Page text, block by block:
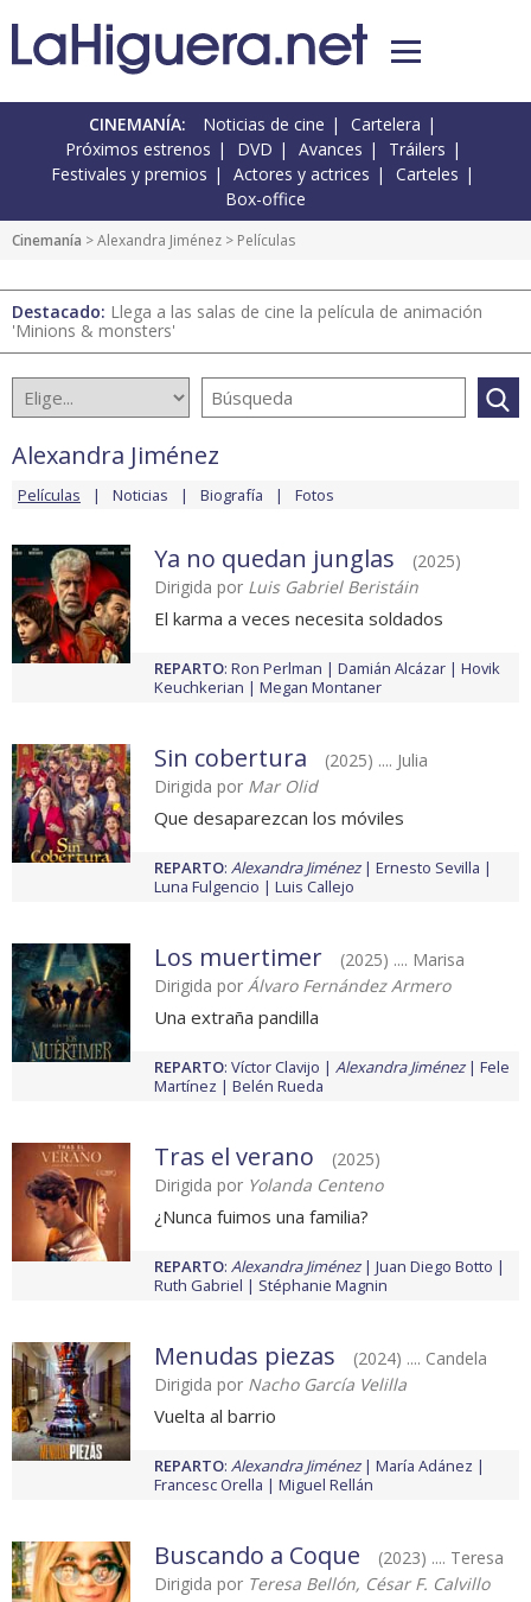
CINEMANÍA: Noticias de cine
Cartelera
Próximos estrenos
DVD Avances
Tráilers
Festivales y premios
Actores y actrices
Carteles
Box-office
Cinemanía >Alexandra Jiménez > Películas
Destacado: Llega a las salas de cine la película de animación
'Minions & monsters'
Alexandra Jiménez
Películas Noticias Biografía Fotos
Ya no quedan junglas
(2025)
Dirigida por Luis Gabriel Beristáin
El karma a veces necesita soldados
REPARTO: Ron Perlman Damián Alcázar
Hovik
Keuchkerian
Megan Montaner
Sin cobertura
(2025) .... Julia
Dirigida por Mar Olid
Que desaparezcan los móviles
REPARTO: Alexandra Jiménez
Ernesto Sevilla
Luna Fulgencio
Luis Callejo
Los muertimer
(2025) .... Marisa
Dirigida por Álvaro Fernández Armero
Una extraña pandilla
REPARTO: Víctor Clavijo Alexandra Jiménez
Fele
Martínez
Belén Rueda
Tras el verano
(2025)
Dirigida por Yolanda Centeno
¿Nunca fuimos una familia?
REPARTO: Alexandra Jiménez
Juan Diego Botto
Ruth Gabriel
Stéphanie Magnin
Menudas piezas
(2024) .... Candela
Dirigida por Nacho García Velilla
Vuelta al barrio
REPARTO: Alexandra Jiménez
María Adánez
Francesc Orella
Miguel Rellán
Buscando a Coque
(2023) .... Teresa
Dirigida por Teresa Bellón, César F. Calvillo